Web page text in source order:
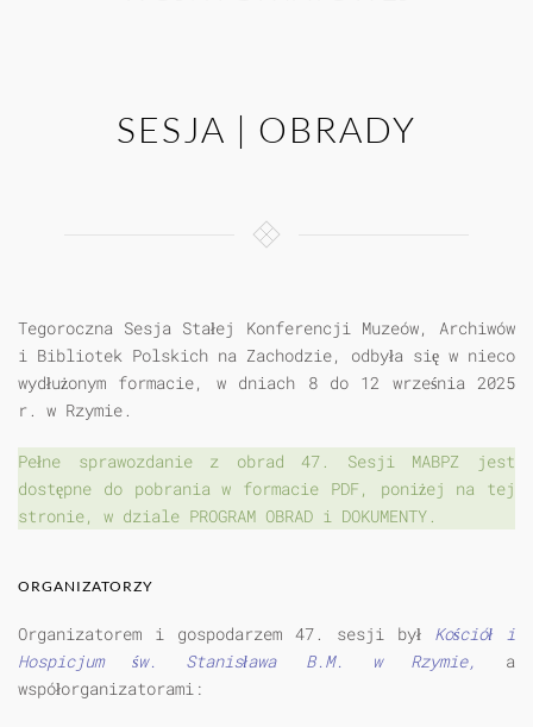
SESJA | OBRADY
Tegoroczna Sesja Stałej Konferencji Muzeów, Archiwów
i Bibliotek Polskich na Zachodzie, odbyła się w nieco
wydłużonym formacie, w dniach 8 do 12 września 2025
r. w Rzymie.
Pełne sprawozdanie z obrad 47. Sesji MABPZ jest
dostępne do pobrania w formacie PDF, poniżej na tej
stronie, w dziale PROGRAM OBRAD i DOKUMENTY.
ORGANIZATORZY
Organizatorem i gospodarzem 47. sesji był Kościół i
Hospicjum św. Stanisława B.M. w Rzymie, a
współorganizatorami: